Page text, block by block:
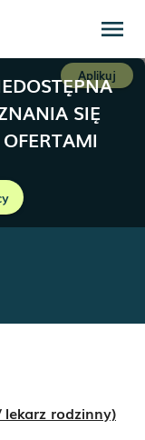
menu
SIĘ
Aplikuj
lekarz rodzinny)